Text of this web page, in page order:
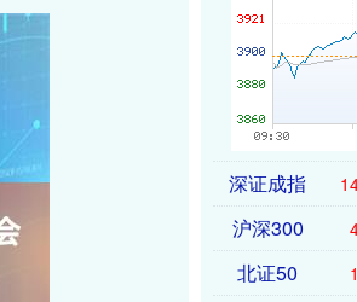
深证成指
沪深300
北证50